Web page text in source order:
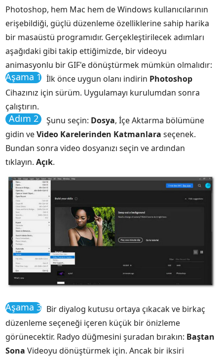
Photoshop, hem Mac hem de Windows kullanıcılarının
erişebildiği, güçlü düzenleme özelliklerine sahip harika
bir masaüstü programıdır. Gerçekleştirilecek adımları
aşağıdaki gibi takip ettiğimizde, bir videoyu
animasyonlu bir GIF'e dönüştürmek mümkün olmalıdır:
Aşama 1 İlk önce uygun olanı indirin Photoshop
Cihazınız için sürüm. Uygulamayı kurulumdan sonra
çalıştırın.
Adım 2 Şunu seçin: Dosya, İçe Aktarma bölümüne
gidin veVideo Karelerinden Katmanlara seçenek.
Bundan sonra video dosyanızı seçin ve ardından
tıklayın.Açık.
Aşama 3 Bir diyalog kutusu ortaya çıkacak ve birkaç
düzenleme seçeneği içeren küçük bir önizleme
görünecektir. Radyo düğmesini şuradan bırakın: Baştan
Sona Videoyu dönüştürmek için. Ancak bir iksiri